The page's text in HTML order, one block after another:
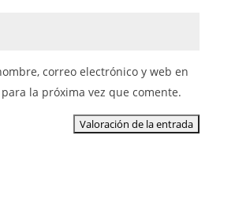
correo electrónico y web en
la próxima vez que comente.